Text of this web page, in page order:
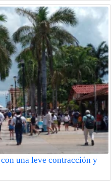
una leve contracción y